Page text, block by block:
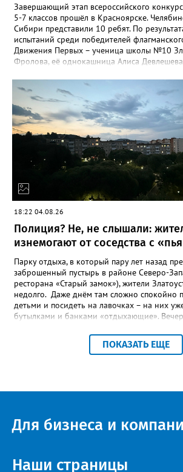
Завершающий этап всероссийского
5-7 классов прошёл в Красноярске.
Сибири представили 10 ребят. По
испытаний среди победителей
Движения Первых – ученица школы №10
Фролова, её однокашница Алиса
федеральном университете с участием
Федерации Владимира Путина, который
с успешным завершением конкурса и
проекта для развития талантливой
Движении Первых Златоуста. Победителей
конкурса «Большая перемена» ждёт
«Путешествие мечты» на специальном
маршруту Москва-Владивосток с
космодроме Байконур, а также в крупных
18:22 04.08.26
Полиция? Не, не слышали:
изнемогают от соседства с
Парку отдыха, в который пару лет назад
заброшенный пустырь в районе Северо-
ресторана «Старый замок»), жители
недолго. Даже днём там сложно спокойно
детьми и посидеть на лавочках – на них
бутылками и банками «отдыхающие».
пристанищем многочисленных «пьяных»
соседних многоэтажек до утра не могут
дома № 7 во 2 квартале Северо-Запада
дерутся. К вечеру градус веселья
выпускных балов и на День металлурга там
полицию в три часа ночи (в семь надо было
не приехал. Мы вообще ни разу не видели
ПОКАЗАТЬ ЕЩЕ
Для бизнеса и
Наши страницы